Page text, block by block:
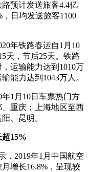
预计发送旅客4.4亿
，日均发送旅客1100
年铁路春运自1月10
天，节后25天。铁路
运输能力达到1010万
能力达到1043万人。
1月10日车票热门方
重庆；上海地区至西
、昆明。
15%
2019年1月中国航空
增长16.8%，呈现较